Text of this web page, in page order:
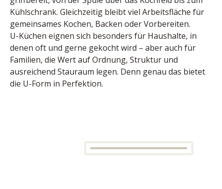
Kühlschrank. Gleichzeitig bleibt viel Arbeitsfläche für
gemeinsames Kochen, Backen oder Vorbereiten.
U-Küchen eignen sich besonders für Haushalte, in
denen oft und gerne gekocht wird – aber auch für
Familien, die Wert auf Ordnung, Struktur und
ausreichend Stauraum legen. Denn genau das bietet
die U-Form in Perfektion.